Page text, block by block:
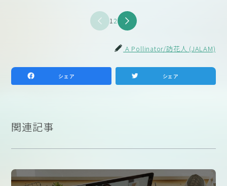
1 2
A Pollinator/訪花人 (JALAM)
シェア シェア
関連記事